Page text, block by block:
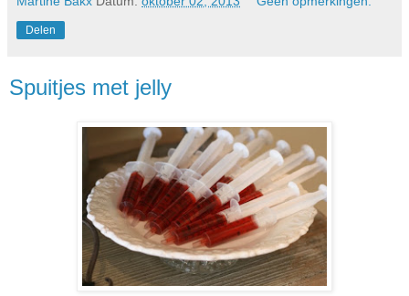
Delen
Spuitjes met jelly